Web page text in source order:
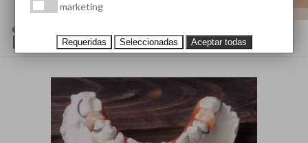
¿QUÉ SON Y PARA QUÉ SIRVEN
LAS IMPRESIONES DENTALES?
marketing
Requeridas Seleccionadas Aceptar todas